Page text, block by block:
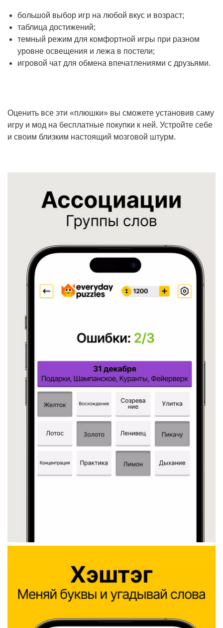
большой выбор игр на любой вкус и возраст;
таблица достижений;
темный режим для комфортной игры при разном
уровне освещения и лежа в постели;
игровой чат для обмена впечатлениями с друзьями.
Оценить все эти «плюшки» вы сможете установив саму
игру и мод на бесплатные покупки к ней. Устройте себе
и своим близким настоящий мозговой штурм.